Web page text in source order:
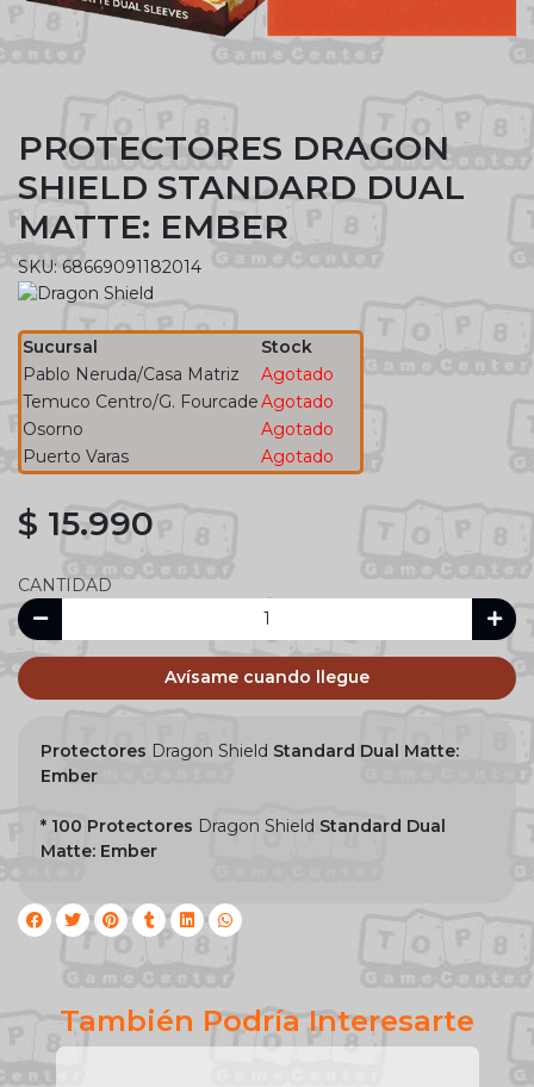
PROTECTORES DRAGON
SHIELD STANDARD DUAL
MATTE: EMBER
SKU: 68669091182014
Sucursal
Stock
Pablo Neruda/Casa Matriz
Agotado
Temuco Centro/G. FourcadeAgotado
Osorno
Agotado
Puerto Varas
Agotado
$ 15.990
CANTIDAD
Avísame cuando llegue
Protectores Dragon Shield Standard Dual Matte:
Ember
* 100 Protectores Dragon Shield Standard Dual
Matte: Ember
También Podría Interesarte